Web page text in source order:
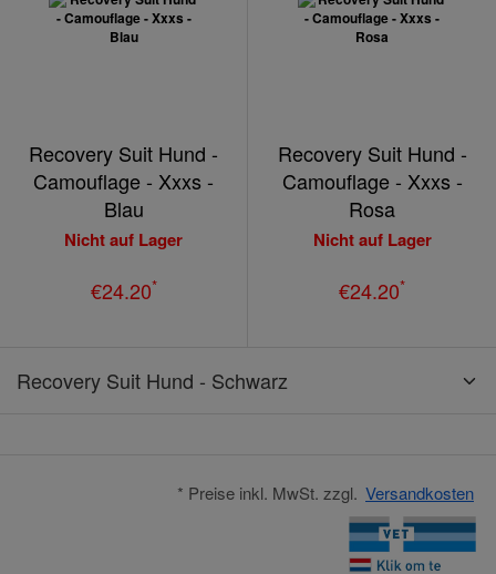
Recovery Suit Hund -
Camouflage - Xxxs -
Blau
Nicht auf Lager
€24.20*
Recovery Suit Hund -
Camouflage - Xxxs -
Rosa
Nicht auf Lager
€24.20*
Recovery Suit Hund - Schwarz
* Preise inkl. MwSt. zzgl. Versandkosten